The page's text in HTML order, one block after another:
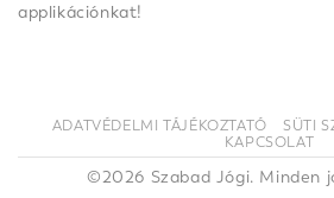
applikációnkat!
ADATVÉDELMI TÁJÉKOZTATÓ SÜTI
KAPCSOLAT
©2026 Szabad Jógi. Minden